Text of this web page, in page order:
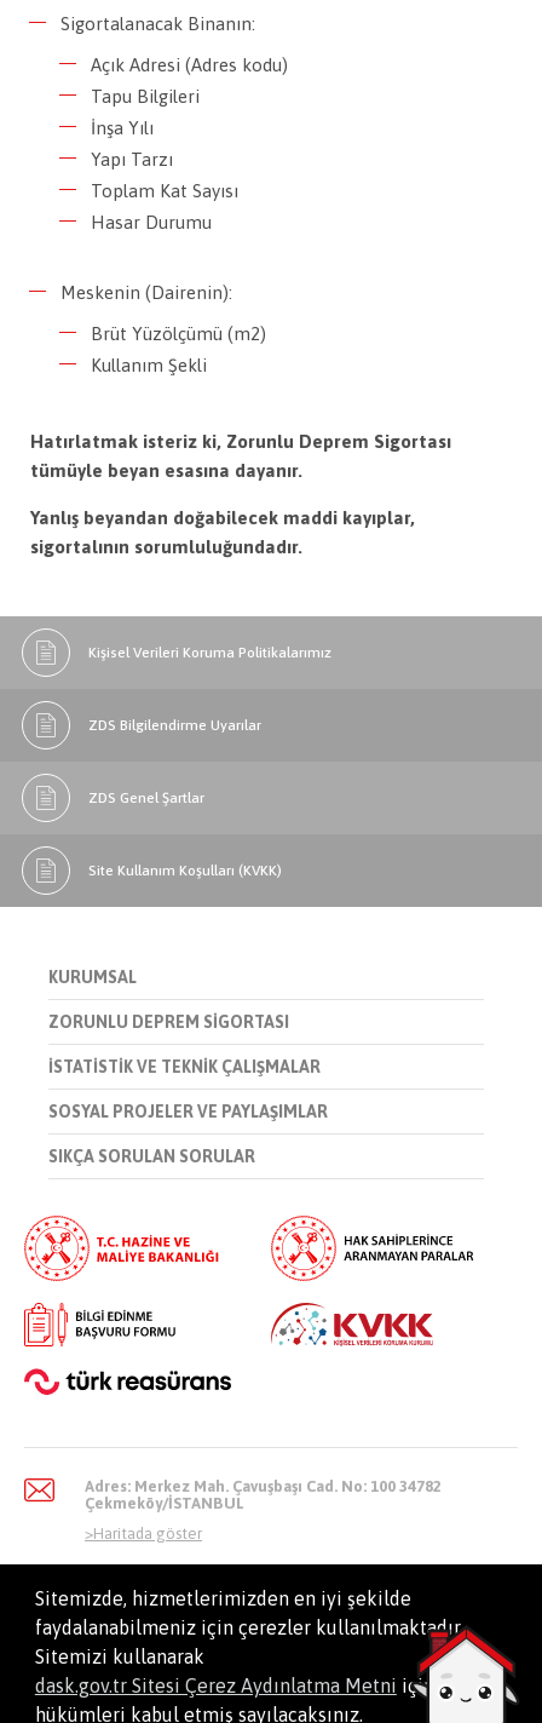
Sigortalanacak Binanın:
Açık Adresi (Adres kodu)
Tapu Bilgileri
İnşa Yılı
Yapı Tarzı
Toplam Kat Sayısı
Hasar Durumu
Meskenin (Dairenin):
Brüt Yüzölçümü (m2)
Kullanım Şekli
Hatırlatmak isteriz ki, Zorunlu Deprem Sigortası
tümüyle beyan esasına dayanır.
Yanlış beyandan doğabilecek maddi kayıplar,
sigortalının sorumluluğundadır.
Kişisel Verileri Koruma Politikalarımız
ZDS Bilgilendirme Uyarılar
ZDS Genel Şartlar
Site Kullanım Koşulları (KVKK)
KURUMSAL
ZORUNLU DEPREM SİGORTASI
İSTATİSTİK VE TEKNİK ÇALIŞMALAR
SOSYAL PROJELER VE PAYLAŞIMLAR
SIKÇA SORULAN SORULAR
Adres: Merkez Mah. Çavuşbaşı Cad. No: 100 34782
Çekmeköy/İSTANBUL
>Haritada göster
info@dask.gov.tr
Sitemizde, hizmetlerimizden en iyi şekilde
faydalanabilmeniz için çerezler kullanılmaktadır.
Sitemizi kullanarak
dask.gov.tr Sitesi Çerez Aydınlatma Metni içindeki
hükümleri kabul etmiş sayılacaksınız.